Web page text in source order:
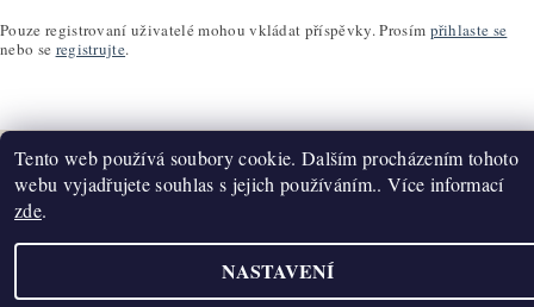
Pouze registrovaní uživatelé mohou vkládat příspěvky. Prosím přihlaste se
nebo se registrujte.
Vytvořil Shoptet
Tento web používá soubory cookie. Dalším procházením tohoto
webu vyjadřujete souhlas s jejich používáním.. Více informací
zde.
NASTAVENÍ